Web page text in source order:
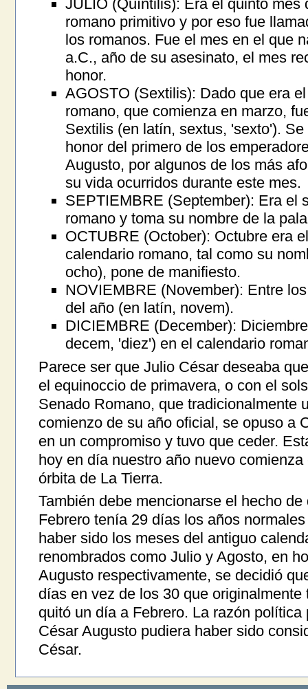
JULIO (Quíntilis): Era el quinto mes
romano primitivo y por eso fue
los romanos. Fue el mes en el que
a.C., año de su asesinato, el mes
honor.
AGOSTO (Sextilis): Dado que era
romano, que comienza en marzo,
Sextilis (en latín, sextus, 'sexto').
honor del primero de los
Augusto, por algunos de los más
su vida ocurridos durante este mes.
SEPTIEMBRE (September): Era el
romano y toma su nombre de la
OCTUBRE (October): Octubre era
calendario romano, tal como su
ocho), pone de manifiesto.
NOVIEMBRE (November): Entre
del año (en latín, novem).
DICIEMBRE (December):
decem, 'diez') en el calendario
Parece ser que Julio César deseaba
el equinoccio de primavera, o con el
Senado Romano, que tradicionalmente
comienzo de su año oficial, se opuso a
en un compromiso y tuvo que ceder.
hoy en día nuestro año nuevo
órbita de La Tierra.
También debe mencionarse el hecho
Febrero tenía 29 días los años
haber sido los meses del antiguo
renombrados como Julio y Agosto, en
Augusto respectivamente, se decidió
días en vez de los 30 que
quitó un día a Febrero. La razón
César Augusto pudiera haber sido
César.